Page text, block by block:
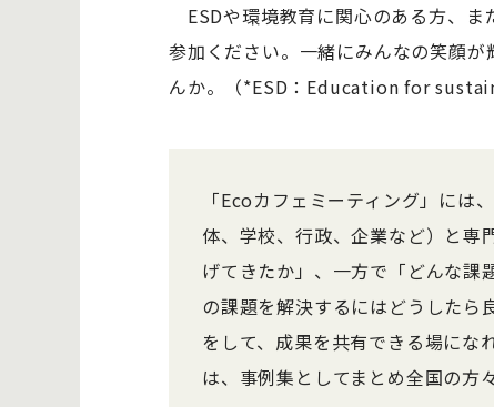
ESDや環境教育に関心のある方、ま
参加ください。一緒にみんなの笑顔
んか。（*ESD：Education for
「Ecoカフェミーティング」には
体、学校、行政、企業など）と専
げてきたか」、一方で「どんな課
の課題を解決するにはどうしたら
をして、成果を共有できる場にな
は、事例集としてまとめ全国の方